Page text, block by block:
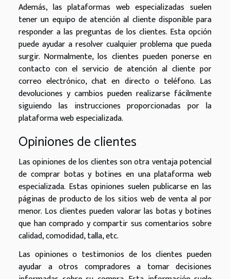
Además, las plataformas web especializadas suelen
tener un equipo de atención al cliente disponible para
responder a las preguntas de los clientes. Esta opción
puede ayudar a resolver cualquier problema que pueda
surgir. Normalmente, los clientes pueden ponerse en
contacto con el servicio de atención al cliente por
correo electrónico, chat en directo o teléfono. Las
devoluciones y cambios pueden realizarse fácilmente
siguiendo las instrucciones proporcionadas por la
plataforma web especializada.
Opiniones de clientes
Las opiniones de los clientes son otra ventaja potencial
de comprar botas y botines en una plataforma web
especializada. Estas opiniones suelen publicarse en las
páginas de producto de los sitios web de venta al por
menor. Los clientes pueden valorar las botas y botines
que han comprado y compartir sus comentarios sobre
calidad, comodidad, talla, etc.
Las opiniones o testimonios de los clientes pueden
ayudar a otros compradores a tomar decisiones